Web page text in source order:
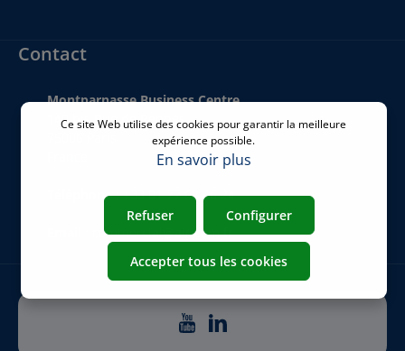
Contact
Montparnasse Business Centre
140 bis Rue de Rennes
Téléphone:+33 01 77 62 46 24
commercial@airicom.fr
Ce site Web utilise des cookies pour garantir la meilleure
expérience possible.
En savoir plus
Refuser Configurer
Accepter tous les cookies